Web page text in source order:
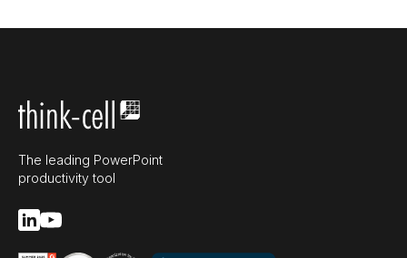
The leading PowerPoint
productivity tool